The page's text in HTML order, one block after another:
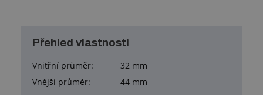
Přehled vlastností
Vnitřní průměr:
32 mm
Vnější průměr:
44 mm